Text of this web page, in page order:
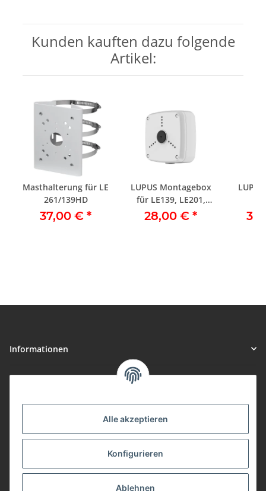
Alle akzeptieren
Konfigurieren
Ablehnen
Kunden kauften dazu folgende
Artikel:
Masthalterung für LE
261/139HD
37,00 €*
LUPUS Montagebox
für LE139, LE201,
LE202, LE221, LE232
28,00 €*
Informationen
Gute Preis/Leistung
viele Zahlungsarten